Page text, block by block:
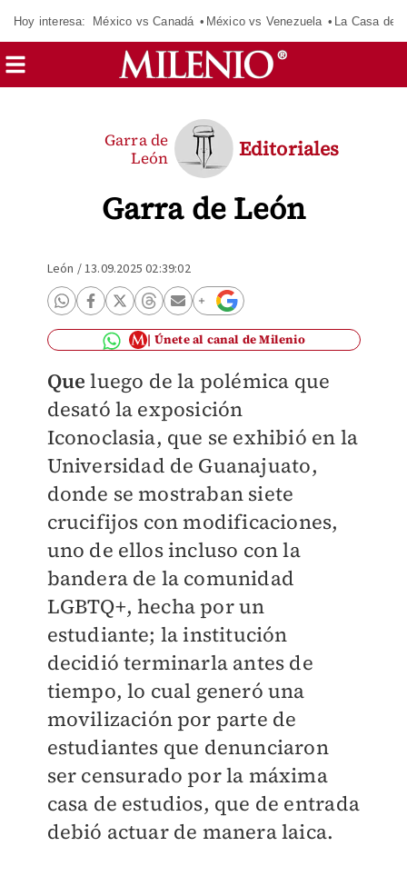
Hoy interesa: México vs Canadá México vs Venezuela La Casa de
Garra de León
Garra de
León
Editoriales
León /13.09.2025 02:39:02
Únete al canal de Milenio
Queluego de la polémica que
desató la exposición
Iconoclasia, que se exhibió en la
Universidad de Guanajuato,
donde se mostraban siete
crucifijos con modificaciones,
uno de ellos incluso con la
bandera de la comunidad
LGBTQ+, hecha por un
estudiante; la institución
decidió terminarla antes de
tiempo, lo cual generó una
movilización por parte de
estudiantes que denunciaron
ser censurado por la máxima
casa de estudios, que de entrada
debió actuar de manera laica.